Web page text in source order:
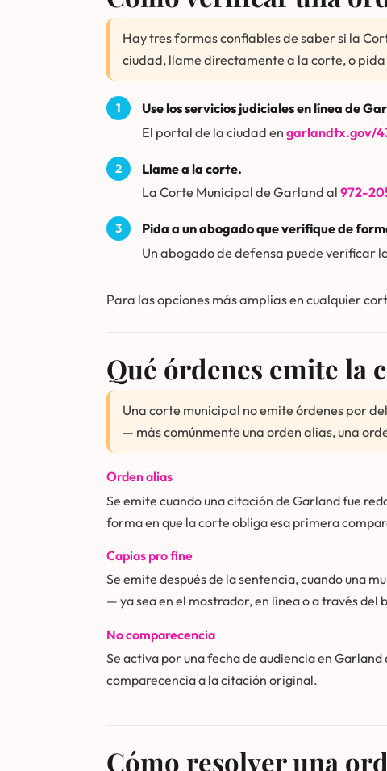
Hay tres formas confiables de saber si la
ciudad, llame directamente a la corte, o
Use los servicios judiciales en línea de
El portal de la ciudad en garlandtx.gov/
Llame a la corte.
La Corte Municipal de Garland al 972-
Pida a un abogado que verifique de
Un abogado de defensa puede verificar
Para las opciones más amplias en cualquier
Qué órdenes emite la
Una corte municipal no emite órdenes por
— más comúnmente una orden alias, una
Orden alias
Se emite cuando una citación de Garland fue
forma en que la corte obliga esa primera
Capias pro fine
Se emite después de la sentencia, cuando una
— ya sea en el mostrador, en línea o a través
No comparecencia
Se activa por una fecha de audiencia en
comparecencia a la citación original.
Cómo resolver una